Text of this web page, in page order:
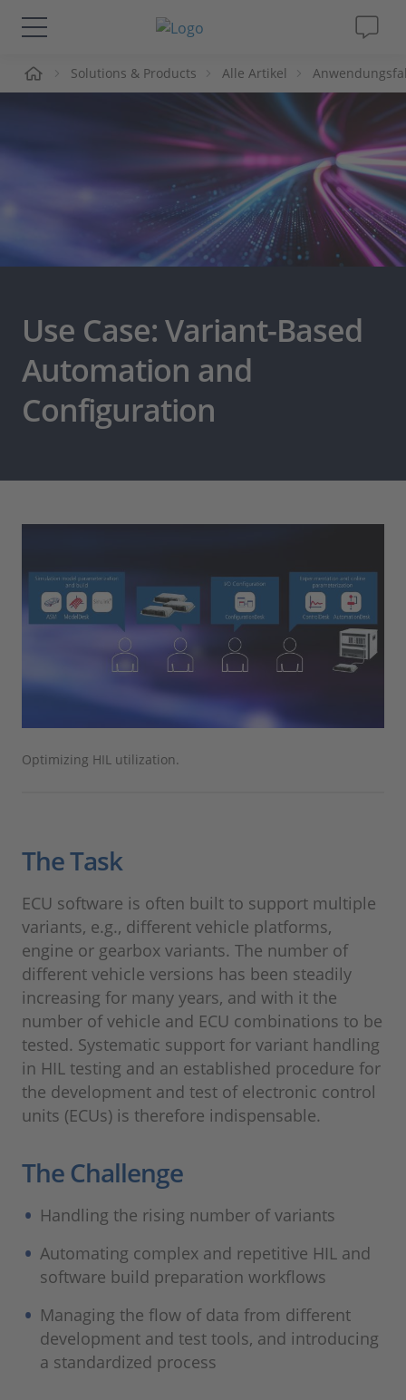
Lösungen & Produkte
Karriere
Solutions & Products Alle Artikel
Use Case: Variant-Based
Automation and
Configuration
Optimizing HIL utilization.
The Task
ECU software is often built to support multiple
variants, e.g., different vehicle platforms,
engine or gearbox variants. The number of
different vehicle versions has been steadily
increasing for many years, and with it the
number of vehicle and ECU combinations to be
tested. Systematic support for variant handling
in HIL testing and an established procedure for
the development and test of electronic control
units (ECUs) is therefore indispensable.
The Challenge
Handling the rising number of variants
Automating complex and repetitive HIL and
software build preparation workflows
Managing the flow of data from different
development and test tools, and introducing
a standardized process